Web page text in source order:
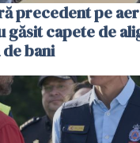
precedent pe
găsit capete de
de bani